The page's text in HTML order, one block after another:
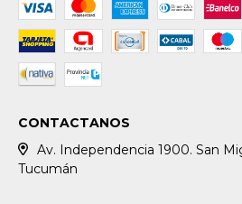
CONTACTANOS
Av. Independencia 1900. San
Tucumán